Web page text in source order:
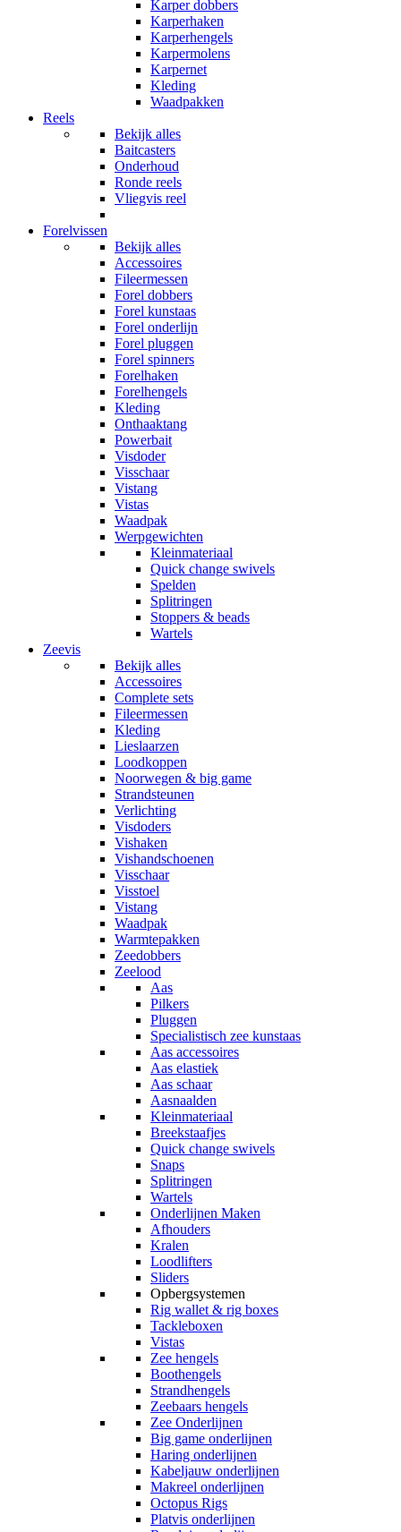
Karper dobbers
Karperhaken
Karperhengels
Karpermolens
Karpernet
Kleding
Waadpakken
Reels
Bekijk alles
Baitcasters
Onderhoud
Ronde reels
Vliegvis reel
Forelvissen
Bekijk alles
Accessoires
Fileermessen
Forel dobbers
Forel kunstaas
Forel onderlijn
Forel pluggen
Forel spinners
Forelhaken
Forelhengels
Kleding
Onthaaktang
Powerbait
Visdoder
Visschaar
Vistang
Vistas
Waadpak
Werpgewichten
Kleinmateriaal
Quick change swivels
Spelden
Splitringen
Stoppers & beads
Wartels
Zeevis
Bekijk alles
Accessoires
Complete sets
Fileermessen
Kleding
Lieslaarzen
Loodkoppen
Noorwegen & big game
Strandsteunen
Verlichting
Visdoders
Vishaken
Vishandschoenen
Visschaar
Visstoel
Vistang
Waadpak
Warmtepakken
Zeedobbers
Zeelood
Aas
Pilkers
Pluggen
Specialistisch zee kunstaas
Aas accessoires
Aas elastiek
Aas schaar
Aasnaalden
Kleinmateriaal
Breekstaafjes
Quick change swivels
Snaps
Splitringen
Wartels
Onderlijnen Maken
Afhouders
Kralen
Loodlifters
Sliders
Opbergsystemen
Rig wallet & rig boxes
Tackleboxen
Vistas
Zee hengels
Boothengels
Strandhengels
Zeebaars hengels
Zee Onderlijnen
Big game onderlijnen
Haring onderlijnen
Kabeljauw onderlijnen
Makreel onderlijnen
Octopus Rigs
Platvis onderlijnen